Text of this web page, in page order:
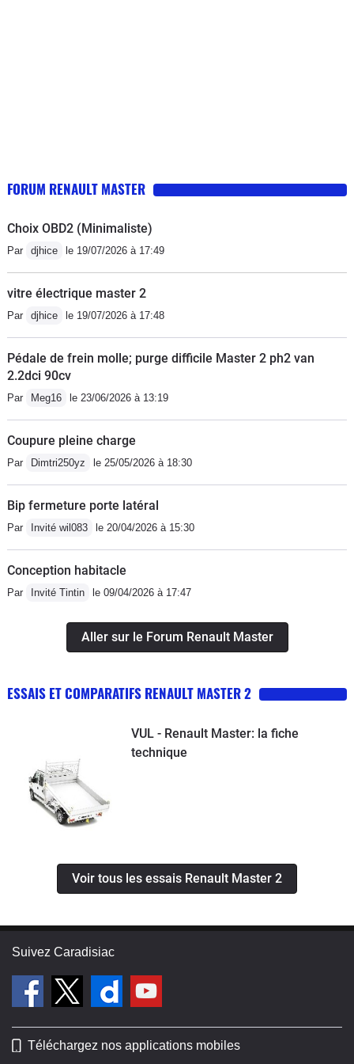
FORUM RENAULT MASTER
Choix OBD2 (Minimaliste)
Par djhice le 19/07/2026 à 17:49
vitre électrique master 2
Par djhice le 19/07/2026 à 17:48
Pédale de frein molle; purge difficile Master 2 ph2 van
2.2dci 90cv
Par Meg16 le 23/06/2026 à 13:19
Coupure pleine charge
Par Dimtri250yz le 25/05/2026 à 18:30
Bip fermeture porte latéral
Par Invité wil083 le 20/04/2026 à 15:30
Conception habitacle
Par Invité Tintin le 09/04/2026 à 17:47
Aller sur le Forum Renault Master
ESSAIS ET COMPARATIFS RENAULT MASTER 2
VUL - Renault Master: la fiche
technique
Voir tous les essais Renault Master 2
Suivez Caradisiac
Téléchargez nos applications mobiles